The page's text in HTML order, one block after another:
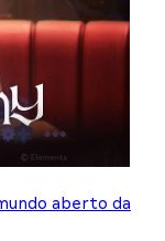
aberto da